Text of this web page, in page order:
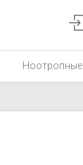
Ноотропные